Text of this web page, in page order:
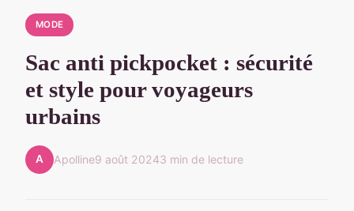
MODE
Sac anti pickpocket : sécurité
et style pour voyageurs
urbains
A Apolline9 août 20243 min de lecture